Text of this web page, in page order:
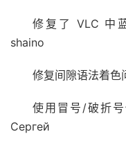
修复了 VLC 中
shaino
修复间隙语法着
使用冒号/破折
Сергей